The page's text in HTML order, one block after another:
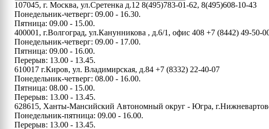
107045, г. Москва, ул.Сретенка д.12 8(495)783-01-62, 8(495)608-10-43
Понедельник-четверг: 09.00 - 16.30.
Пятница: 09.00 - 15.00.
400001, г.Волгоград, ул.Канунникова , д.6/1, офис 408 +7 (8442) 49-50-
Понедельник-четверг: 09.00 - 17.00.
Пятница: 09.00 - 16.00.
Перерыв: 13.00 - 13.45.
610017 г.Киров, ул. Владимирская, д.84 +7 (8332) 22-40-07
Понедельник-четверг: 08.00 - 16.00.
Пятница: 08.00 - 15.00.
Перерыв: 13.00 - 13.45.
628615, Ханты-Мансийский Автономный округ - Югра,
Понедельник-пятница: 09.00 - 16.00.
Перерыв: 13.00 - 13.45.